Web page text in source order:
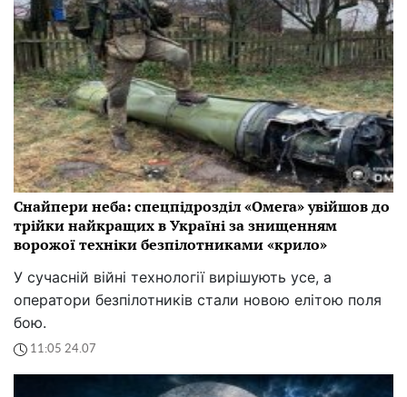
Снайпери неба: спецпідрозділ «Омега» увійшов до
трійки найкращих в Україні за знищенням
ворожої техніки безпілотниками «крило»
У сучасній війні технології вирішують усе, а
оператори безпілотників стали новою елітою поля
бою.
11:05 24.07